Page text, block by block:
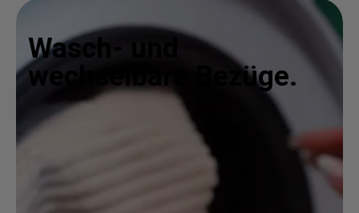
Wasch- und
wechselbare Bezüge.